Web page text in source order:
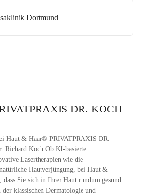
Dortmund
DR. KOCH
Haut & Haar® PRIVATPRAXIS DR.
Richard Koch Ob KI-basierte
Lasertherapien wie die
Hautverjüngung, bei Haut &
Sie sich in Ihrer Haut rundum gesund
klassischen Dermatologie und